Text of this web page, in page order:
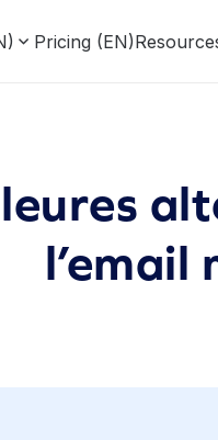
Pricing (EN)